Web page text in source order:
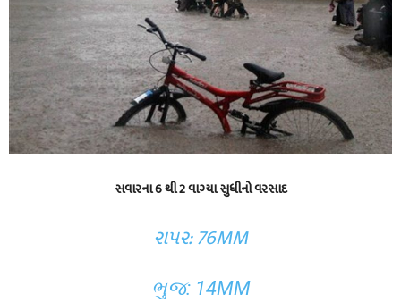
સવારના 6 થી 2 વાગ્યા સુધીનો વરસાદ
રાપર: 76MM
ભુજ: 14MM